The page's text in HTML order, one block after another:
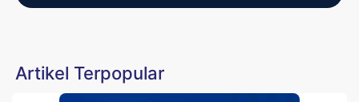
Artikel Terpopular